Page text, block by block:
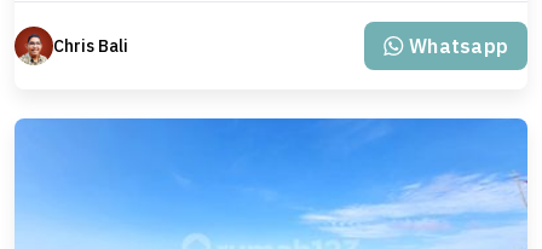
Chris Bali Whatsapp